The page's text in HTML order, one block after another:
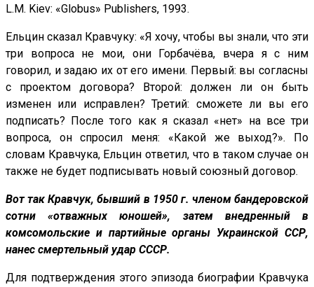
L.M. Kiev: «Globus» Publishers, 1993.
Ельцин сказал Кравчуку: «Я хочу, чтобы вы знали, что эти
три вопроса не мои, они Горбачёва, вчера я с ним
говорил, и задаю их от его имени. Первый: вы согласны
с проектом договора? Второй: должен ли он быть
изменен или исправлен? Третий: сможете ли вы его
подписать? После того как я сказал «нет» на все три
вопроса, он спросил меня: «Какой же выход?». По
словам Кравчука, Ельцин ответил, что в таком случае он
также не будет подписывать новый союзный договор.
Вот так Кравчук, бывший в 1950 г. членом бандеровской
сотни «отважных юношей», затем внедренный в
комсомольские и партийные органы Украинской ССР,
нанес смертельный удар СССР.
Для подтверждения этого эпизода биографии Кравчука